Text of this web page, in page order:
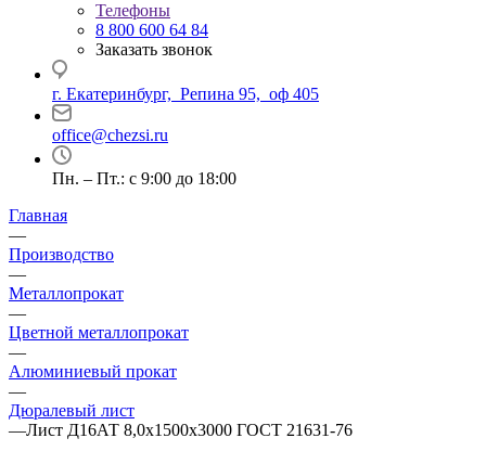
Телефоны
8 800 600 64 84
Заказать звонок
г. Екатеринбург, Репина 95, оф 405
office@chezsi.ru
Пн. – Пт.: с 9:00 до 18:00
Главная
—
Производство
—
Металлопрокат
—
Цветной металлопрокат
—
Алюминиевый прокат
—
Дюралевый лист
—Лист Д16АТ 8,0х1500х3000 ГОСТ 21631-76